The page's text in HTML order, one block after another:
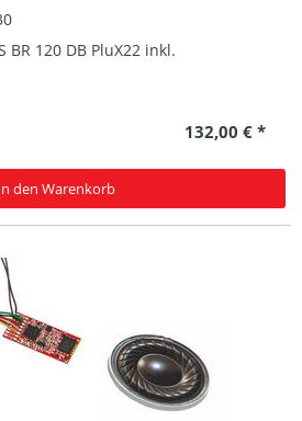
BR 120 DB PluX22 inkl.
132,00 € *
den Warenkorb